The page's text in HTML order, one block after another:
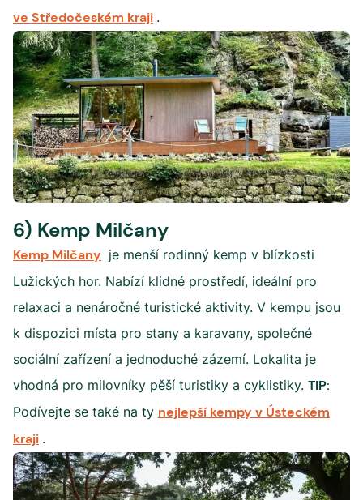
ve Středočeském kraji .
6) Kemp Milčany
Kemp Milčany je menší rodinný kemp v blízkosti
Lužických hor. Nabízí klidné prostředí, ideální pro
relaxaci a nenáročné turistické aktivity. V kempu jsou
k dispozici místa pro stany a karavany, společné
sociální zařízení a jednoduché zázemí. Lokalita je
vhodná pro milovníky pěší turistiky a cyklistiky. TIP:
Podívejte se také na ty nejlepší kempy v Ústeckém
kraji .